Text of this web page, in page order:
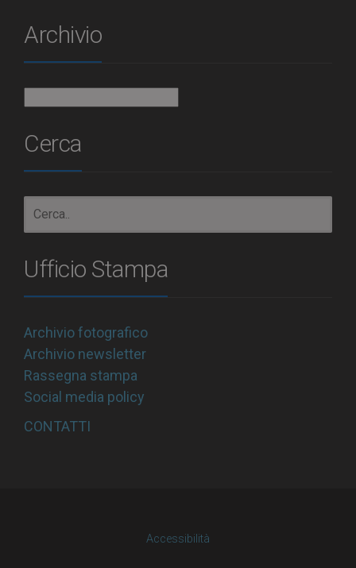
Archivio
Cerca
Ufficio Stampa
Archivio fotografico
Archivio newsletter
Rassegna stampa
Social media policy
CONTATTI
Accessibilità